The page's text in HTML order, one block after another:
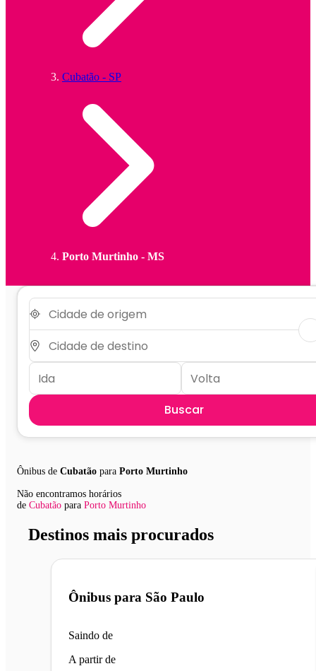
Cubatão - SP
Porto Murtinho - MS
Buscar
Ônibus de Cubatão para Porto Murtinho
Não encontramos horários
de Cubatão para Porto Murtinho
Destinos mais procurados
Ônibus para São Paulo
Saindo de
A partir de